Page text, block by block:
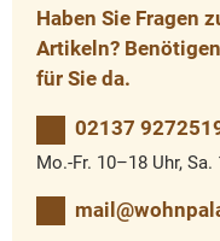
Haben Sie Fragen
Artikeln?
für Sie da.
02137
Mo.-Fr. 10–18 Uhr,